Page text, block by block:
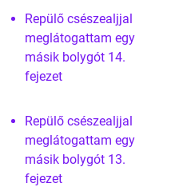
Repülő csészealjjal
meglátogattam egy
másik bolygót 14.
fejezet
Repülő csészealjjal
meglátogattam egy
másik bolygót 13.
fejezet